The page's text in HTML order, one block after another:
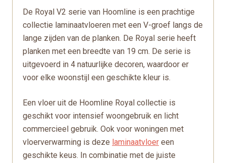
De Royal V2 serie van Hoomline is een prachtige
collectie laminaatvloeren met een V-groef langs de
lange zijden van de planken. De Royal serie heeft
planken met een breedte van 19 cm. De serie is
uitgevoerd in 4 natuurlijke decoren, waardoor er
voor elke woonstijl een geschikte kleur is.
Een vloer uit de Hoomline Royal collectie is
geschikt voor intensief woongebruik en licht
commercieel gebruik. Ook voor woningen met
vloerverwarming is deze laminaatvloer een
geschikte keus. In combinatie met de juiste